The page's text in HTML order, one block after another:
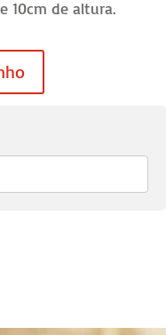
10cm de altura.